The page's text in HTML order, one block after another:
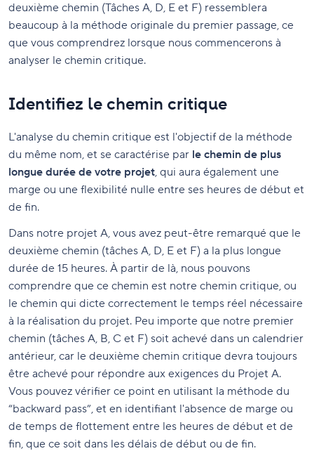
deuxième chemin (Tâches A, D, E et F) ressemblera
beaucoup à la méthode originale du premier passage, ce
que vous comprendrez lorsque nous commencerons à
analyser le chemin critique.
Identifiez le chemin critique
L'analyse du chemin critique est l'objectif de la méthode
du même nom, et se caractérise par le chemin de plus
longue durée de votre projet, qui aura également une
marge ou une flexibilité nulle entre ses heures de début et
de fin.
Dans notre projet A, vous avez peut-être remarqué que le
deuxième chemin (tâches A, D, E et F) a la plus longue
durée de 15 heures. À partir de là, nous pouvons
comprendre que ce chemin est notre chemin critique, ou
le chemin qui dicte correctement le temps réel nécessaire
à la réalisation du projet. Peu importe que notre premier
chemin (tâches A, B, C et F) soit achevé dans un calendrier
antérieur, car le deuxième chemin critique devra toujours
être achevé pour répondre aux exigences du Projet A.
Vous pouvez vérifier ce point en utilisant la méthode du
“backward pass”, et en identifiant l'absence de marge ou
de temps de flottement entre les heures de début et de
fin, que ce soit dans les délais de début ou de fin.